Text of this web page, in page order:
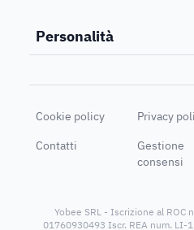
Personalità
Cookie policy Privacy
Contatti
Gestione
consensi
Yobee SRL - Iscrizione al ROC
01760930493 Iscr. REA num. LI-